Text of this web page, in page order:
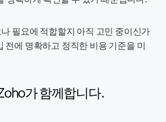
필요에 적합할지 아직 고민 중이신가
전에 명확하고 정직한 비용 기준을 미
가 함께합니다.